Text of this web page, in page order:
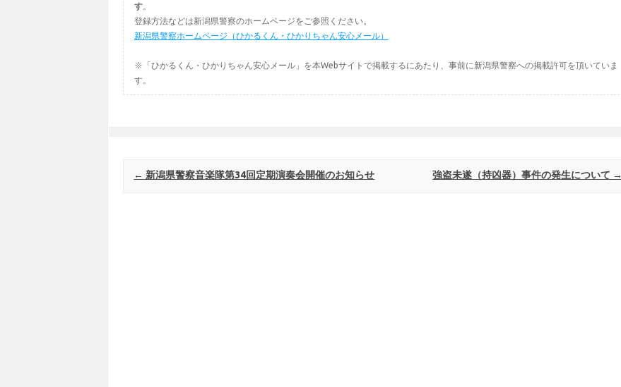
す。
登録方法などは新潟県警察のホームページをご参照ください。
新潟県警察ホームページ（ひかるくん・ひかりちゃん安心メール）
※「ひかるくん・ひかりちゃん安心メール」を本Webサイトで掲載するにあたり、事前に新潟県警察への掲載許可を頂いていま
す。
Post navigation
← 新潟県警察音楽隊第34回定期演奏会開催のお知らせ 強盗未遂（持凶器）事件の発生について →